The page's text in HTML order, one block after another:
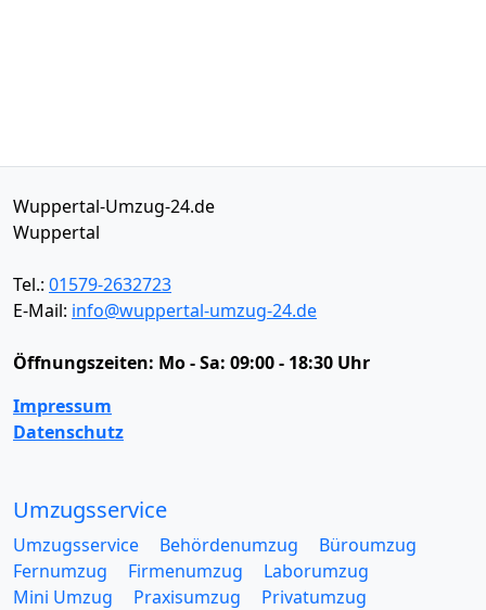
Wuppertal-Umzug-24.de
Wuppertal
Tel.: 01579-2632723
E-Mail: info@wuppertal-umzug-24.de
Öffnungszeiten: Mo - Sa: 09:00 - 18:30 Uhr
Impressum
Datenschutz
Umzugsservice
Umzugsservice Behördenumzug
Büroumzug
Fernumzug
Firmenumzug
Laborumzug
Mini Umzug
Praxisumzug
Privatumzug